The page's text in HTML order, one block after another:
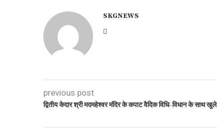
SKGNEWS
previous post
द्वितीय केदार श्री मदमहेश्वर मंदिर के कपाट वैदिक विधि-विधान के साथ खुले